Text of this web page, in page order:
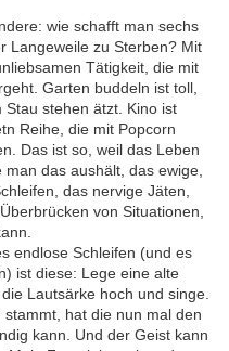
wie schafft man sechs
Langeweile zu Sterben? Mit
Tätigkeit, die mit
Garten buddeln ist toll,
stehen ätzt. Kino ist
Reihe, die mit Popcorn
Das ist so, weil das Leben
das aushält, das ewige,
das nervige Jäten,
von Situationen,
endlose Schleifen (und es
ist diese: Lege eine alte
Lautsärke hoch und singe.
hat die nun mal den
kann. Und der Geist kann